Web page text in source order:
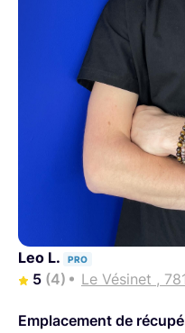
Leo L. PRO
5 (4) Le Vésinet ,
Emplacement de